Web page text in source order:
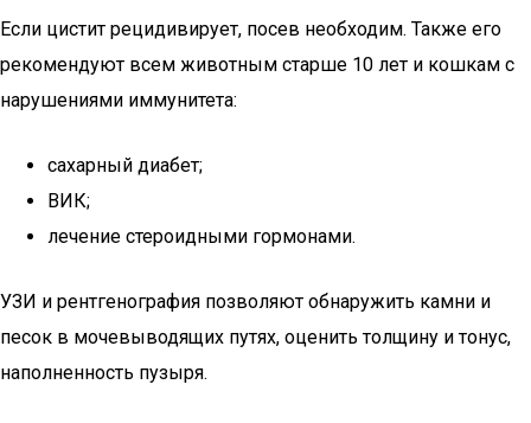
Если цистит рецидивирует, посев необходим. Также его
рекомендуют всем животным старше 10 лет и кошкам с
нарушениями иммунитета:
сахарный диабет;
ВИК;
лечение стероидными гормонами.
УЗИ и рентгенография позволяют обнаружить камни и
песок в мочевыводящих путях, оценить толщину и тонус,
наполненность пузыря.